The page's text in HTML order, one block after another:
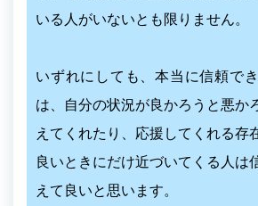
いる人がいないとも限りません。
いずれにしても、本当に信頼で
は、自分の状況が良かろうと悪か
えてくれたり、応援してくれる存
良いときにだけ近づいてくる人は
えて良いと思います。